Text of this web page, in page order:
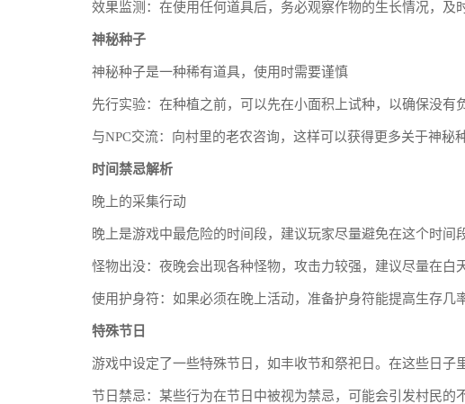
效果监测：在使用任何道具后，务必观察作物的生长情况，及
神秘种子
神秘种子是一种稀有道具，使用时需要谨慎
先行实验：在种植之前，可以先在小面积上试种，以确保没有
与NPC交流：向村里的老农咨询，这样可以获得更多关于神秘
时间禁忌解析
晚上的采集行动
晚上是游戏中最危险的时间段，建议玩家尽量避免在这个时间
怪物出没：夜晚会出现各种怪物，攻击力较强，建议尽量在白
使用护身符：如果必须在晚上活动，准备护身符能提高生存几率
特殊节日
游戏中设定了一些特殊节日，如丰收节和祭祀日。在这些日子
节日禁忌：某些行为在节日中被视为禁忌，可能会引发村民的